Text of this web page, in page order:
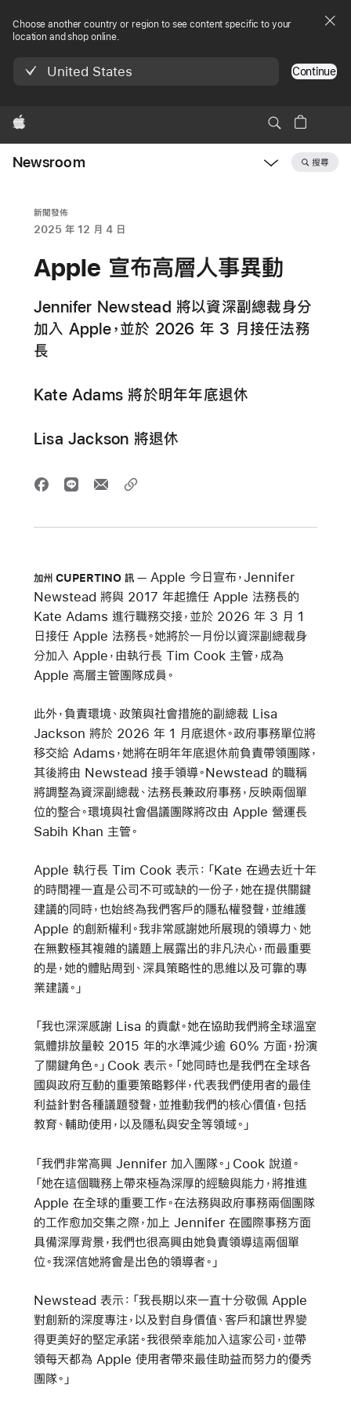
Choose another country or region to see content specific to your
location and shop online.
United States Continue
Apple
Newsroom 搜尋
新聞發佈
2025 年 12 月 4 日
Apple 宣布高層人事異動
Jennifer Newstead 將以資深副總裁身分
加入 Apple，並於 2026 年 3 月接任法務
長
Kate Adams 將於明年年底退休
Lisa Jackson 將退休
加州 CUPERTINO 訊
Apple 今日宣布，Jennifer
Newstead 將與 2017 年起擔任 Apple 法務長的
Kate Adams 進行職務交接，並於 2026 年 3 月 1
日接任 Apple 法務長。她將於一月份以資深副總裁身
分加入 Apple，由執行長 Tim Cook 主管，成為
Apple 高層主管團隊成員。
此外，負責環境、政策與社會措施的副總裁 Lisa
Jackson 將於 2026 年 1 月底退休。政府事務單位將
移交給 Adams，她將在明年年底退休前負責帶領團隊，
其後將由 Newstead 接手領導。Newstead 的職稱
將調整為資深副總裁、法務長兼政府事務，反映兩個單
位的整合。環境與社會倡議團隊將改由 Apple 營運長
Sabih Khan 主管。
Apple 執行長 Tim Cook 表示：「Kate 在過去近十年
的時間裡一直是公司不可或缺的一份子，她在提供關鍵
建議的同時，也始終為我們客戶的隱私權發聲，並維護
Apple 的創新權利。我非常感謝她所展現的領導力、她
在無數極其複雜的議題上展露出的非凡決心，而最重要
的是，她的體貼周到、深具策略性的思維以及可靠的專
業建議。」
「我也深深感謝 Lisa 的貢獻。她在協助我們將全球溫室
氣體排放量較 2015 年的水準減少逾 60% 方面，扮演
了關鍵角色。」Cook 表示。「她同時也是我們在全球各
國與政府互動的重要策略夥伴，代表我們使用者的最佳
利益針對各種議題發聲，並推動我們的核心價值，包括
教育、輔助使用，以及隱私與安全等領域。」
「我們非常高興 Jennifer 加入團隊。」Cook 說道。
「她在這個職務上帶來極為深厚的經驗與能力，將推進
Apple 在全球的重要工作。在法務與政府事務兩個團隊
的工作愈加交集之際，加上 Jennifer 在國際事務方面
具備深厚背景，我們也很高興由她負責領導這兩個單
位。我深信她將會是出色的領導者。」
Newstead 表示：「我長期以來一直十分敬佩 Apple
對創新的深度專注，以及對自身價值、客戶和讓世界變
得更美好的堅定承諾。我很榮幸能加入這家公司，並帶
領每天都為 Apple 使用者帶來最佳助益而努力的優秀
團隊。」